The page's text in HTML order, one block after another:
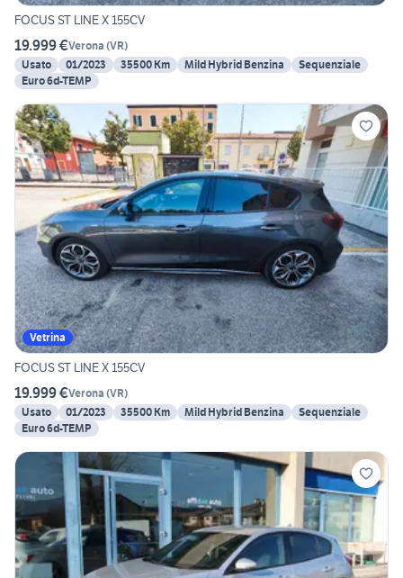
FOCUS ST LINE X 155CV
19.999 €Verona (VR)
Usato
01/2023 35500 Km Mild Hybrid Benzina
Sequenziale
Euro 6d-TEMP
Vetrina
FOCUS ST LINE X 155CV
19.999 €Verona (VR)
Usato
01/2023 35500 Km Mild Hybrid Benzina
Sequenziale
Euro 6d-TEMP